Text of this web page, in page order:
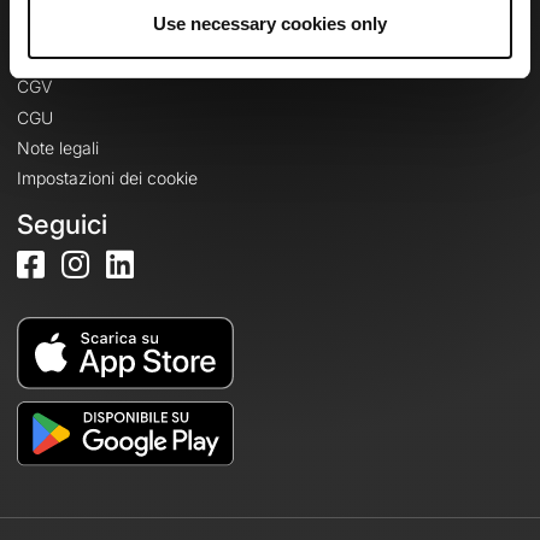
Use necessary cookies only
Informazioni legali
Informativa sulla privacy
CGV
CGU
Note legali
Impostazioni dei cookie
Seguici